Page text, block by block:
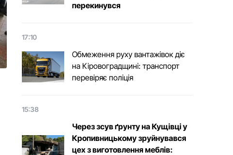
перекинувся
17:10
Обмеження руху вантажівок діє
на Кіровоградщині: транспорт
перевіряє поліція
15:38
Через зсув ґрунту на Кущівці у
Кропивницькому зруйнувався
цех з виготовлення меблів: